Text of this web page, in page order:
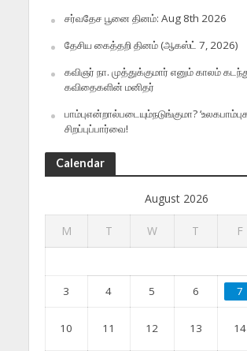
சர்வதேச பூனை தினம்: Aug 8th 2026
தேசிய கைத்தறி தினம் (ஆகஸ்ட் 7, 2026)
கவிஞர் நா. முத்துக்குமார் எனும் காலம்
கவிதைகளின் மனிதர்
பாம்புஎன்றால்படையும்நடுங்குமா?
சிறப்புப்பார்வை!
Calendar
August 2026
M T W T F
3 4 5 6 7
10 11 12 13 14